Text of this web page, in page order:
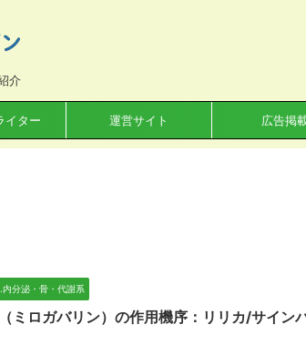
介
イター 運営サイト 広告掲
内分泌・骨・代謝系
ミロガバリン）の作用機序：リリカ/サイン